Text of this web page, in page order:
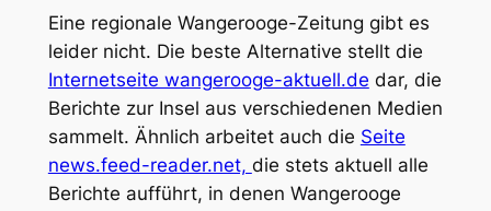
Eine regionale Wangerooge-Zeitung gibt es
leider nicht. Die beste Alternative stellt die
Internetseite wangerooge-aktuell.de dar, die
Berichte zur Insel aus verschiedenen Medien
sammelt. Ähnlich arbeitet auch die Seite
news.feed-reader.net, die stets aktuell alle
Berichte aufführt, in denen Wangerooge